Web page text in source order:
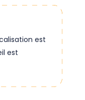
est
est